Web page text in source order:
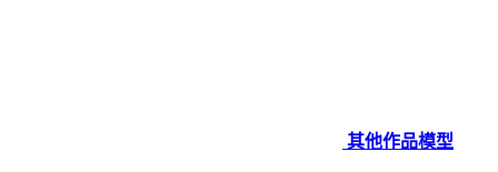
其他作品模型